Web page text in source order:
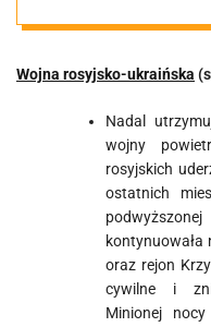
Wojna rosyjsko-ukraińska
Nadal
wojny
rosyjskich
ostatnich
oraz rejon
cywilne i
Minionej